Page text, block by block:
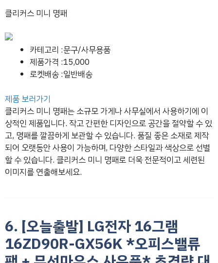
클리커스 미니 명패
카테고리 :문구/사무용품
제품가격 :15,000
로켓배송 :일반배송
제품 보러가기
클리커스 미니 명패는 소규모 가게나 사무실에서 사용하기에 이
상적인 제품입니다. 작고 간편한 디자인으로 공간을 절약할 수 있
고, 명패를 깔끔하게 보관할 수 있습니다. 품질 좋은 소재로 제작
되어 오랫동안 사용이 가능하며, 다양한 스타일과 색상으로 선별
할 수 있습니다. 클리커스 미니 명패로 더욱 전문적이고 세련된
이미지를 연출해보세요.
6. [오늘출발] LG전자 16그램
16ZD90R-GX56K *오피스밸류